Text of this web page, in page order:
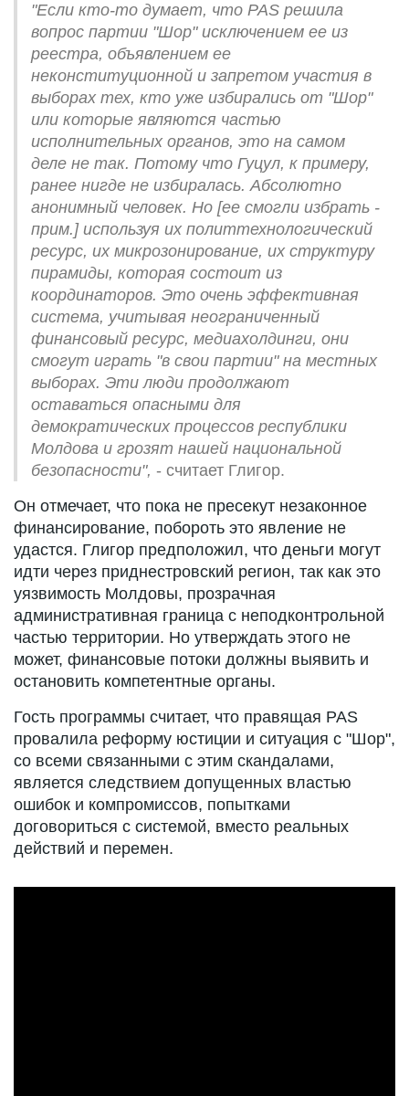
"Если кто-то думает, что PAS решила
вопрос партии "Шор" исключением ее из
реестра, объявлением ее
неконституционной и запретом участия в
выборах тех, кто уже избирались от "Шор"
или которые являются частью
исполнительных органов, это на самом
деле не так. Потому что Гуцул, к примеру,
ранее нигде не избиралась. Абсолютно
анонимный человек. Но [ее смогли избрать -
прим.] используя их политтехнологический
ресурс, их микрозонирование, их структуру
пирамиды, которая состоит из
координаторов. Это очень эффективная
система, учитывая неограниченный
финансовый ресурс, медиахолдинги, они
смогут играть "в свои партии" на местных
выборах. Эти люди продолжают
оставаться опасными для
демократических процессов республики
Молдова и грозят нашей национальной
безопасности", - считает Глигор.
Он отмечает, что пока не пресекут незаконное
финансирование, побороть это явление не
удастся. Глигор предположил, что деньги могут
идти через приднестровский регион, так как это
уязвимость Молдовы, прозрачная
административная граница с неподконтрольной
частью территории. Но утверждать этого не
может, финансовые потоки должны выявить и
остановить компетентные органы.
Гость программы считает, что правящая PAS
провалила реформу юстиции и ситуация с "Шор",
со всеми связанными с этим скандалами,
является следствием допущенных властью
ошибок и компромиссов, попытками
договориться с системой, вместо реальных
действий и перемен.